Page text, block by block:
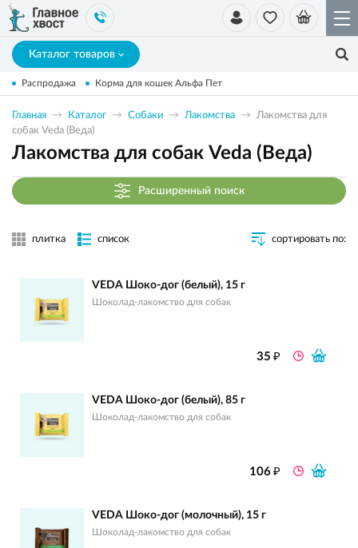
Каталог товаров
Распродажа Корма для кошек Альфа Пет
Главная Каталог Собаки Лакомства
Лакомства для
собак Veda (Веда)
Лакомства для собак Veda (Веда)
Расширенный поиск
плитка список сортировать по:
VEDA Шоко-дог (белый), 15 г
Шоколад-лакомство для собак
35₽
VEDA Шоко-дог (белый), 85 г
Шоколад-лакомство для собак
106₽
VEDA Шоко-дог (молочный), 15 г
Шоколад-лакомство для собак